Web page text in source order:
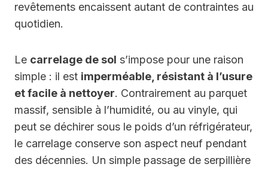
revêtements encaissent autant de contraintes au
quotidien.
Le carrelage de sol s’impose pour une raison
simple : il est imperméable, résistant à l’usure
et facile à nettoyer. Contrairement au parquet
massif, sensible à l’humidité, ou au vinyle, qui
peut se déchirer sous le poids d’un réfrigérateur,
le carrelage conserve son aspect neuf pendant
des décennies. Un simple passage de serpillière